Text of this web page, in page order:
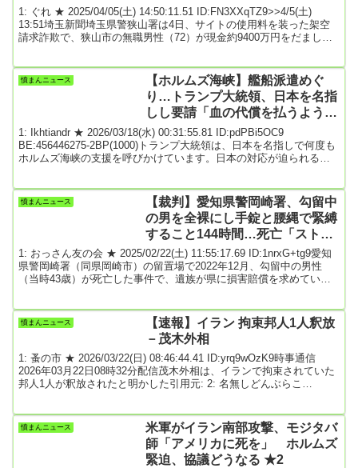
産を預けて」と…自宅まで売却し
106回も送金
1: ぐれ ★ 2025/04/05(土) 14:50:11.51 ID:FN3XXqTZ9>>4/5(土)
13:51埼玉新聞埼玉県警狭山署は4日、サイトの使用料を装った架空
請求詐欺で、狭山市の無職男性（72）が現金約9400万円をだまし取
質サイトに登録され、多額の請求がされている。後で返却するが、
一度振り込んでほしい」などと電話があった。その後、他県警の警
憤まんニュース
【ホルムズ海峡】艦船派遣めぐ
り…トランプ大統領、日本を名指
しし要請「血の代償を払うよう強
く促す」
1: Ikhtiandr ★ 2026/03/18(水) 00:31:55.81 ID:pdPBi5OC9
BE:456446275-2BP(1000)トランプ大統領は、日本を名指しで何度も
ホルムズ海峡の支援を呼びかけています。日本の対応が迫られる
日本時間17日、ホルムズ海峡への艦船派遣をめぐり、トランプ大統
領の口からは何度も「日本」の名前が…。トランプ大統領「日本は
憤まんニュース
【裁判】愛知県警岡崎署、勾留中
の男を全裸にし手錠と腰縄で緊縛
すること144時間…死亡「ストレ
ス発散と思ってやれ」と部下にも
指示
1: おっさん友の会 ★ 2025/02/22(土) 11:55:17.69 ID:1nrxG+tg9愛知
県警岡崎署（同県岡崎市）の留置場で2022年12月、勾留中の男性
（当時43歳）が死亡した事件で、遺族が県に損害賠償を求めている
の拘束について、部下らに「ストレス発散だと思ってやってもらえ
ばいい」などと引き継いでいたことが明らかとなった。原告側は、
憤まんニュース
【速報】イラン 拘束邦人1人釈放
－茂木外相
1: 蚤の市 ★ 2026/03/22(日) 08:46:44.41 ID:yrq9wOzK9時事通信
2026年03月22日08時32分配信茂木外相は、イランで拘束されていた
邦人1人が釈放されたと明かした引用元: 2: 名無しどんぶらこ
ID:vPl15ltf0そもそも拘束だったのかどうかから始めなきゃな...
憤まんニュース
米軍がイラン南部攻撃、モジタバ
師「アメリカに死を」 ホルムズ
緊迫、協議どうなる ★2